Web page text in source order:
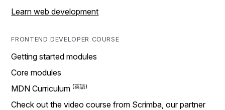
Learn web development
FRONTEND DEVELOPER COURSE
Getting started modules
Core modules
MDN Curriculum
Check out the video course from Scrimba, our partner